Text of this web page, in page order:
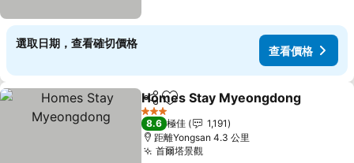
選取日期，查看確切價格
查看價格
分享 放到收藏夾
Homes Stay Myeongdong
3 星級
8.6 極佳
1,191
距離Yongsan 4.3 公里
首爾塔景觀查看價格